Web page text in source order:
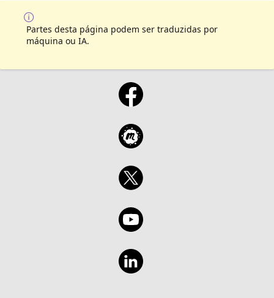
Partes desta página podem ser traduzidas por
máquina ou IA.